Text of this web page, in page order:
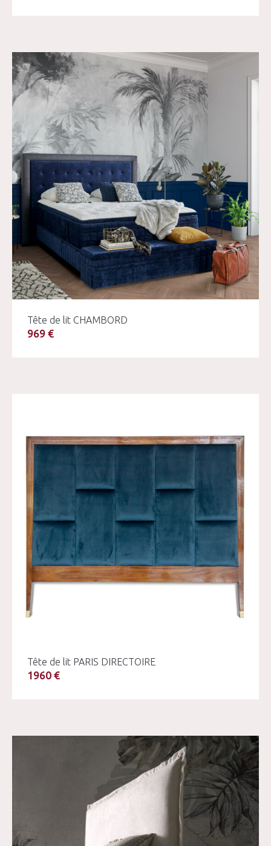
Tête de lit CHAMBORD
969 €
Tête de lit PARIS DIRECTOIRE
1960 €